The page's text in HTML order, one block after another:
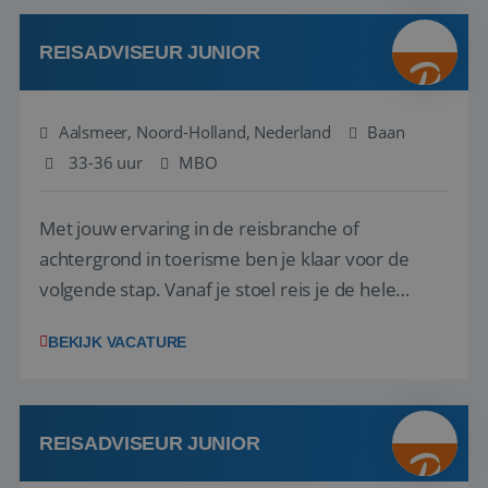
werken: of het nu gaat om vragen ...
REISADVISEUR JUNIOR
Aalsmeer, Noord-Holland, Nederland
Baan
33-36 uur
MBO
Met jouw ervaring in de reisbranche of
achtergrond in toerisme ben je klaar voor de
volgende stap. Vanaf je stoel reis je de hele
wensen van je team, je klant en wat er in de
klanten te overtuigen om die droomreis te
boeken! ...
BEKIJK VACATURE
REISADVISEUR JUNIOR